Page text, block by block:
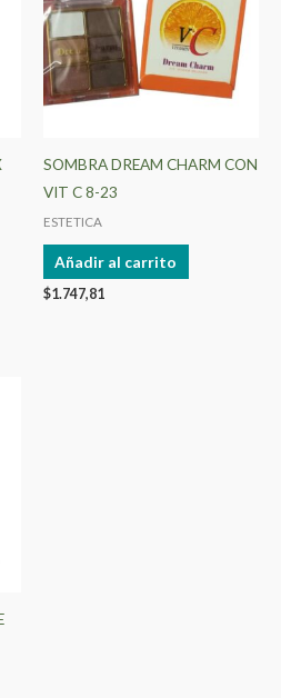
SOMBRA DREAM CHARM CON
VIT C 8-23
ESTETICA
Añadir al carrito
$1.747,81